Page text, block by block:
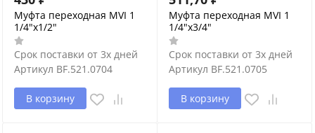
Муфта переходная MVI 1
1/4"х1/2"
Срок поставки от 3х дней
Артикул BF.521.0704
В корзину
Муфта переходная MVI 1
1/4"х3/4"
Срок поставки от 3х дней
Артикул BF.521.0705
В корзину